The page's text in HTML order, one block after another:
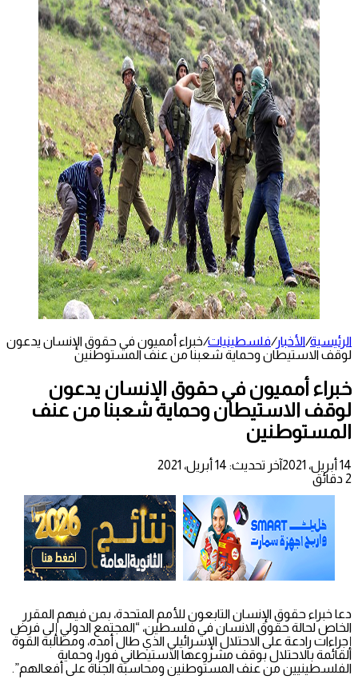
الرئيسية/الأخبار/فلسطينيات/خبراء أمميون في حقوق الإنسان يدعون
لوقف الاستيطان وحماية شعبنا من عنف المستوطنين
خبراء أمميون في حقوق الإنسان يدعون
لوقف الاستيطان وحماية شعبنا من عنف
المستوطنين
14 أبريل، 2021
آخر تحديث: 14 أبريل، 2021
2 دقائق
دعا خبراء حقوق الإنسان التابعون للأمم المتحدة، بمن فيهم المقرر
الخاص لحالة حقوق الانسان في فلسطين، “المجتمع الدولي إلى فرض
إجراءات رادعة على الاحتلال الإسرائيلي الذي طال أمده، ومطالبة القوة
القائمة بالاحتلال بوقف مشروعها الاستيطاني فورا، وحماية
الفلسطينيين من عنف المستوطنين ومحاسبة الجناة على أفعالهم”.